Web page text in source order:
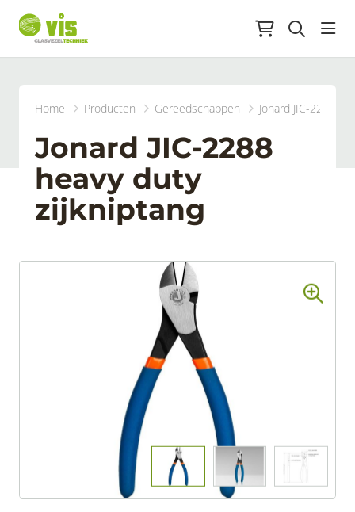
Home Producten Gereedschappen Jonard JIC-2288
Jonard JIC-2288
heavy duty
zijkniptang